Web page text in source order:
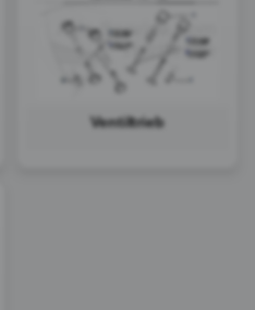
Ventiltrieb